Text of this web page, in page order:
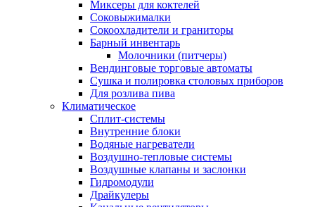
Миксеры для коктелей
Соковыжималки
Сокоохладители и граниторы
Барный инвентарь
Молочники (питчеры)
Вендинговые торговые автоматы
Сушка и полировка столовых приборов
Для розлива пива
Климатическое
Сплит-системы
Внутренние блоки
Водяные нагреватели
Воздушно-тепловые системы
Воздушные клапаны и заслонки
Гидромодули
Драйкулеры